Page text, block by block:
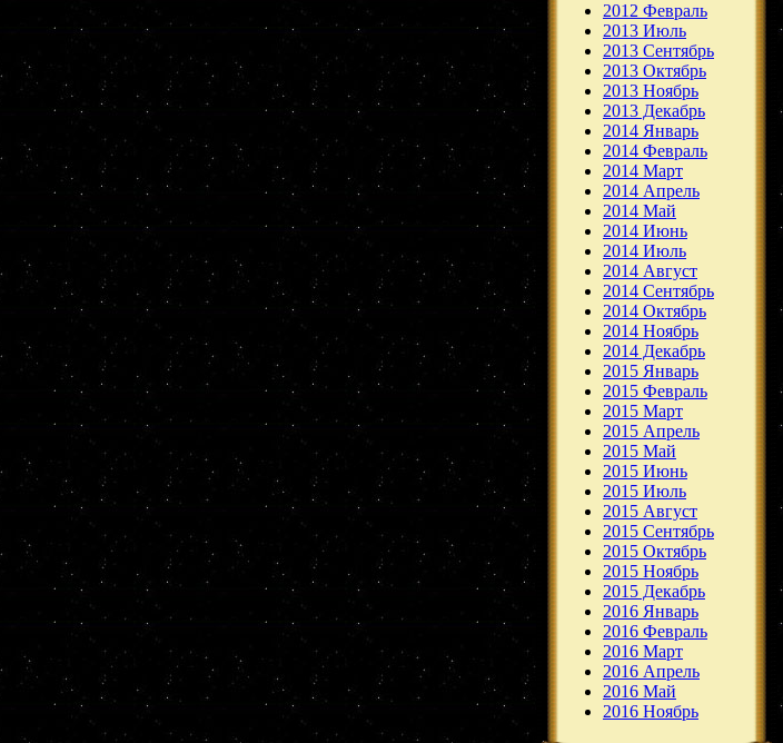
2012 Февраль
2013 Июль
2013 Сентябрь
2013 Октябрь
2013 Ноябрь
2013 Декабрь
2014 Январь
2014 Февраль
2014 Март
2014 Апрель
2014 Май
2014 Июнь
2014 Июль
2014 Август
2014 Сентябрь
2014 Октябрь
2014 Ноябрь
2014 Декабрь
2015 Январь
2015 Февраль
2015 Март
2015 Апрель
2015 Май
2015 Июнь
2015 Июль
2015 Август
2015 Сентябрь
2015 Октябрь
2015 Ноябрь
2015 Декабрь
2016 Январь
2016 Февраль
2016 Март
2016 Апрель
2016 Май
2016 Ноябрь